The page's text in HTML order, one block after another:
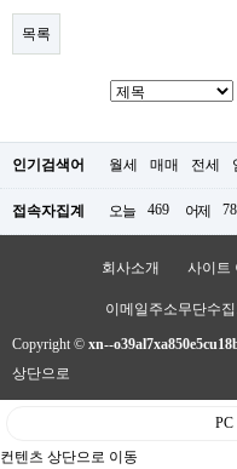
목록
인기검색어 월세 매매 전세
접속자집계 오늘 469 어제
회사소개 사이트
이메일주소무단수
Copyright © xn--
상단으로
PC
컨텐츠 상단으로 이동